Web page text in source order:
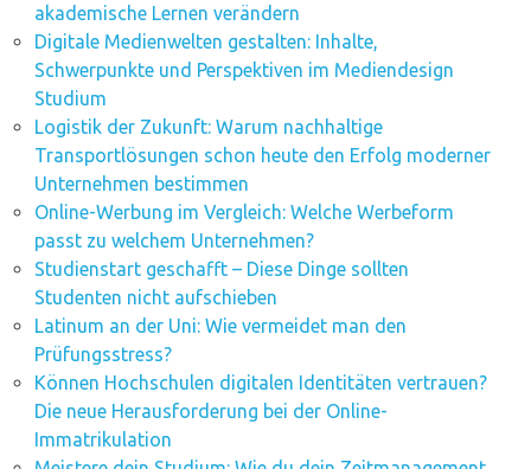
akademische Lernen verändern
Digitale Medienwelten gestalten: Inhalte,
Schwerpunkte und Perspektiven im Mediendesign
Studium
Logistik der Zukunft: Warum nachhaltige
Transportlösungen schon heute den Erfolg moderner
Unternehmen bestimmen
Online-Werbung im Vergleich: Welche Werbeform
passt zu welchem Unternehmen?
Studienstart geschafft – Diese Dinge sollten
Studenten nicht aufschieben
Latinum an der Uni: Wie vermeidet man den
Prüfungsstress?
Können Hochschulen digitalen Identitäten vertrauen?
Die neue Herausforderung bei der Online-
Immatrikulation